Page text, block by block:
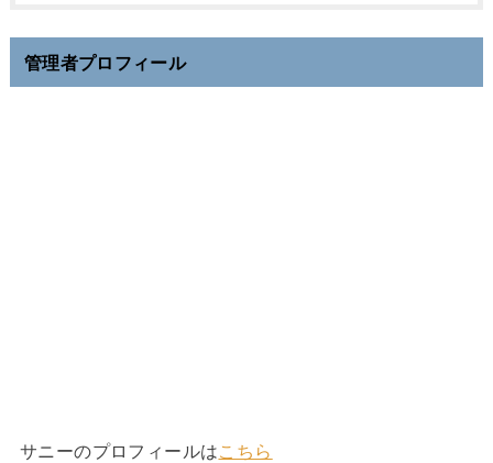
管理者プロフィール
サニーのプロフィールはこちら